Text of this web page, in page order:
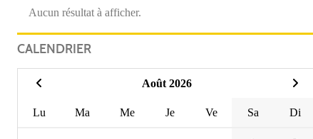
Aucun résultat à afficher.
CALENDRIER
Août 2026
Lu Ma Me Je Ve Sa Di